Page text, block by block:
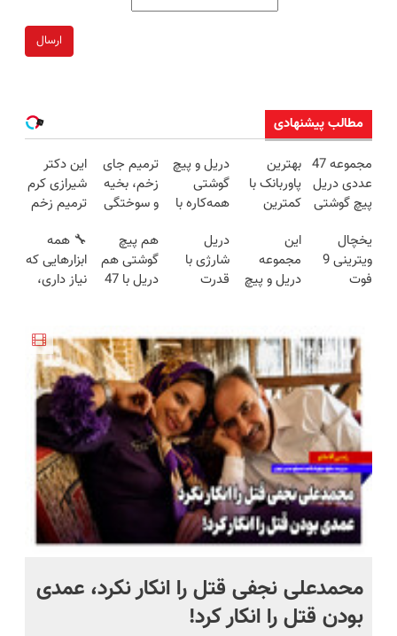
ارسال
مطالب پیشنهادی
مجموعه 47
عددی دریل
پیچ گوشتی
(تخفیف به
مدت
محدود)
بهترین
پاوربانک با
کمترین
دریل و پیچ
گوشتی
همه‌کاره با
هوشمند ⚙️
(نصف
قیمت بازار
ترمیم جای
زخم، بخیه
و سوختگی
هفته!!😍
این دکتر
شیرازی کرم
ترمیم زخم
ساخت!!!
یخچال
ویترینی 9
فوت
این
مجموعه
دریل و پیچ
نصف قیمت
بخر!😉
دریل
شارژی با
قدرت
با گارانتی
تعویض)
هم پیچ
گوشتی هم
دریل با 47
تخفیف داره
بخرش!🔥
🔧 همه
ابزارهایی که
نیاز داری،
تخفیف به
مدت
محدود
محمدعلی نجفی قتل را انکار نکرد، عمدی
بودن قتل را انکار کرد!